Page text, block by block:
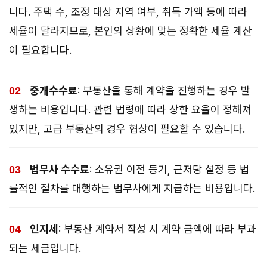
니다. 주택 수, 조정 대상 지역 여부, 취득 가액 등에 따라
세율이 달라지므로, 본인의 상황에 맞는 정확한 세율 계산
이 필요합니다.
중개수수료: 부동산을 통해 계약을 진행하는 경우 발
생하는 비용입니다. 관련 법령에 따라 상한 요율이 정해져
있지만, 고급 부동산의 경우 협상이 필요할 수 있습니다.
법무사 수수료: 소유권 이전 등기, 근저당 설정 등 법
률적인 절차를 대행하는 법무사에게 지급하는 비용입니다.
인지세 : 부동산 계약서 작성 시 계약 금액에 따라 부과
되는 세금입니다.